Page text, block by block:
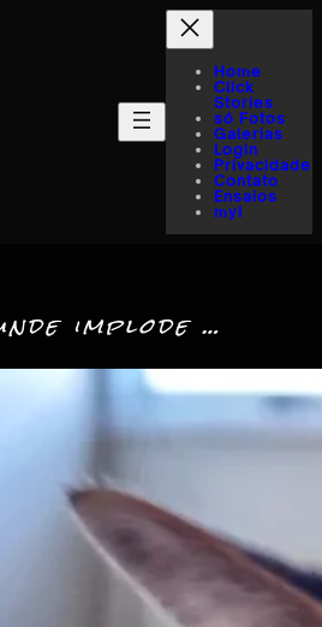
Home
Click
Stories
só Fotos
Galerias
Login
Privacidade
Contato
Ensaios
myI
implode …